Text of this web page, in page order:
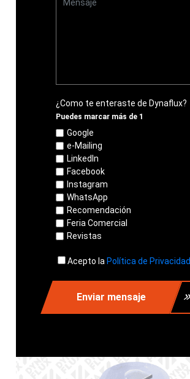
¿Como te enteraste de Dynaflux?
Puedes marcar más de 1
Google
e-Mailing
LinkedIn
Facebook
Instagram
WhatsApp
Recomendación
Feria Comercial
Revistas
Acepto la Política de Privacidad.
Enviar mensaje